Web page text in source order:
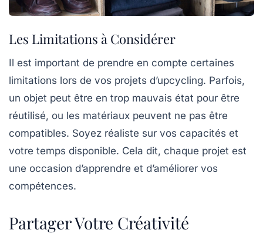
Les Limitations à Considérer
Il est important de prendre en compte certaines
limitations lors de vos projets d’upcycling. Parfois,
un objet peut être en trop mauvais état pour être
réutilisé, ou les matériaux peuvent ne pas être
compatibles. Soyez réaliste sur vos capacités et
votre temps disponible. Cela dit, chaque projet est
une occasion d’apprendre et d’améliorer vos
compétences.
Partager Votre Créativité